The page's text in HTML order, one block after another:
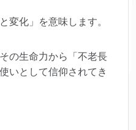
変化」を意味します。
の生命力から「不老長
いとして信仰されてき